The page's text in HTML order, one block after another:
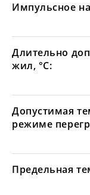
Импульсное
Длительно
жил, °С:
Допустимая
режиме
Предельная